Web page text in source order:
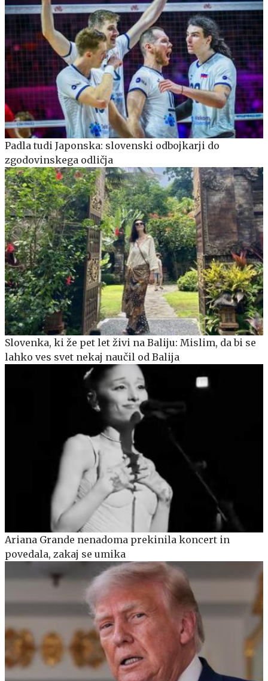
Padla tudi Japonska: slovenski odbojkarji do
zgodovinskega odličja
Slovenka, ki že pet let živi na Baliju: Mislim, da bi se
lahko ves svet nekaj naučil od Balija
Ariana Grande nenadoma prekinila koncert in
povedala, zakaj se umika